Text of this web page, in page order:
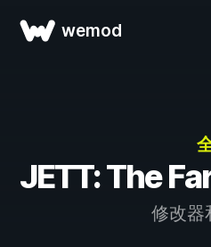
wemod
JETT: The
修改器